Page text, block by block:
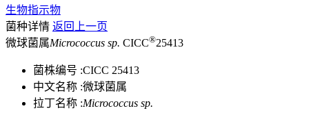
生物指示物
菌种详情 返回上一页
微球菌属Micrococcus sp. CICC®25413
菌株编号 :CICC 25413
中文名称 :微球菌属
拉丁名称 :Micrococcus sp.